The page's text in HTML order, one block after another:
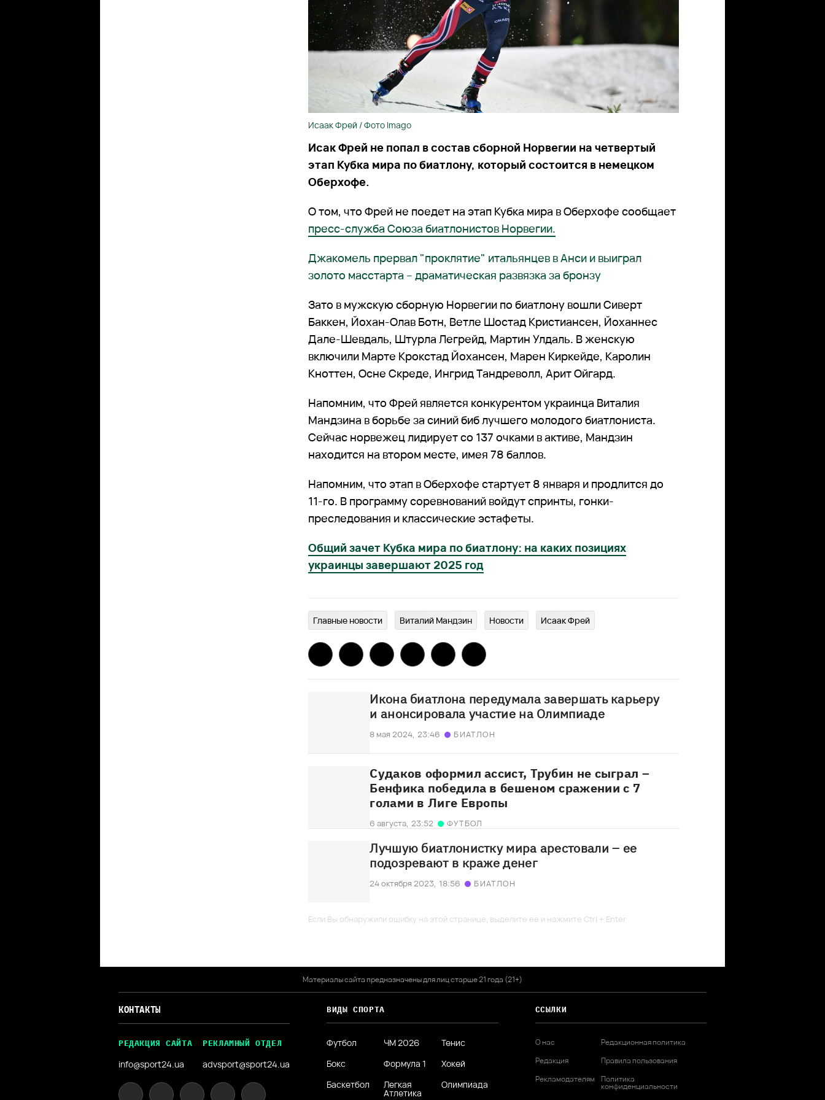
Исаак Фрей / Фото Imago
Исак Фрей не попал в состав сборной Норвегии на четвертый
этап Кубка мира по биатлону, который состоится в немецком
Оберхофе.
О том, что Фрей не поедет на этап Кубка мира в Оберхофе сообщает
пресс-служба Союза биатлонистов Норвегии.
Джакомель прервал "проклятие" итальянцев в Анси и выиграл
золото масстарта – драматическая развязка за бронзу
Зато в мужскую сборную Норвегии по биатлону вошлиСиверт
Баккен, Йохан-Олав Ботн, Ветле Шостад Кристиансен, Йоханнес
Дале-Шевдаль, Штурла Легрейд, Мартин Улдаль. В женскую
включили Марте Крокстад Йохансен, Марен Киркейде, Каролин
Кноттен, Осне Скреде, Ингрид Тандреволл, Арит Ойгард.
Напомним, что Фрей является конкурентом украинца Виталия
Мандзина в борьбе за синий биб лучшего молодого биатлониста.
Сейчас норвежец лидирует со 137 очками в активе, Мандзин
находится на втором месте, имея 78 баллов.
Напомним, что этап в Оберхофе стартует 8 января и продлится до
11-го. В программу соревнований войдут спринты, гонки-
преследования и классические эстафеты.
Общий зачет Кубка мира по биатлону: на каких позициях
украинцы завершают 2025 год
Главныe новости Виталий Мандзин Новости Исаак Фрей
Икона биатлона передумала завершать карьеру
и анонсировала участие на Олимпиаде
8 мая 2024, 23:46 БИАТЛОН
Судаков оформил ассист, Трубин не сыграл –
Бенфика победила в бешеном сражении с 7
голами в Лиге Европы
6 августа, 23:52 ФУТБОЛ
Лучшую биатлонистку мира арестовали – ее
подозревают в краже денег
24 октября 2023, 18:56 БИАТЛОН
Если Вы обнаружили ошибку на этой странице, выделите ее и нажмите Ctrl + Enter
Материалы сайта предназначены для лиц старше 21 года (21+)
КОНТАКТЫ
РЕДАКЦИЯ САЙТА
info@sport24.ua
РЕКЛАМНЫЙ ОТДЕЛ
advsport@sport24.ua
ВИДЫ СПОРТА
Футбол ЧМ 2026
Тенис
Бокс
Формула 1
Хокей
Баскетбол
Легкая
Атлетика
Олимпиада
ССЫЛКИ
О нас
Редакция
Рекламодателям
Редакционная политика
Правила пользования
Политика
конфиденциальности